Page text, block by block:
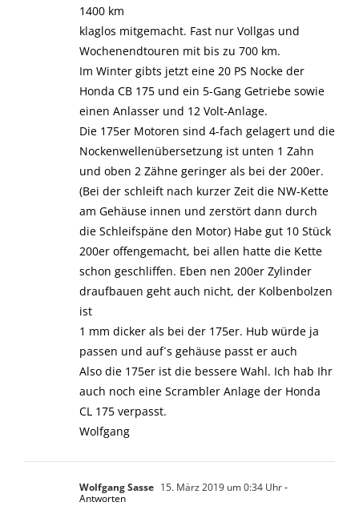
1400 km
klaglos mitgemacht. Fast nur Vollgas und
Wochenendtouren mit bis zu 700 km.
Im Winter gibts jetzt eine 20 PS Nocke der
Honda CB 175 und ein 5-Gang Getriebe sowie
einen Anlasser und 12 Volt-Anlage.
Die 175er Motoren sind 4-fach gelagert und die
Nockenwellenübersetzung ist unten 1 Zahn
und oben 2 Zähne geringer als bei der 200er.
(Bei der schleift nach kurzer Zeit die NW-Kette
am Gehäuse innen und zerstört dann durch
die Schleifspäne den Motor) Habe gut 10 Stück
200er offengemacht, bei allen hatte die Kette
schon geschliffen. Eben nen 200er Zylinder
draufbauen geht auch nicht, der Kolbenbolzen
ist
1 mm dicker als bei der 175er. Hub würde ja
passen und auf´s gehäuse passt er auch
Also die 175er ist die bessere Wahl. Ich hab Ihr
auch noch eine Scrambler Anlage der Honda
CL 175 verpasst.
Wolfgang
Wolfgang Sasse 15. März 2019 um 0:34 Uhr-
Antworten